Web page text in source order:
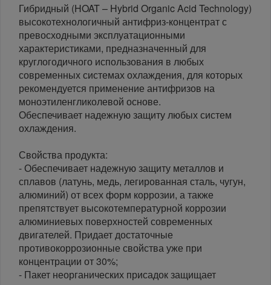
Гибридный (HOAT – Hybrid Organic Acid Technology)
высокотехнологичный антифриз-концентрат с
превосходными эксплуатационными
характеристиками, предназначенный для
круглогодичного использования в любых
современных системах охлаждения, для которых
рекомендуется применение антифризов на
моноэтиленгликолевой основе.
Обеспечивает надежную защиту любых систем
охлаждения.
Свойства продукта:
- Обеспечивает надежную защиту металлов и
сплавов (латунь, медь, легированная сталь, чугун,
алюминий) от всех форм коррозии, а также
препятствует высокотемпературной коррозии
алюминиевых поверхностей современных
двигателей. Придает достаточные
противокоррозионные свойства уже при
концентрации от 30%;
- Пакет неорганических присадок защищает